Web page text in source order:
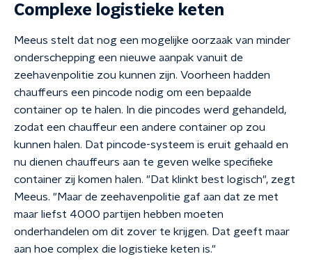
Complexe logistieke keten
Meeus stelt dat nog een mogelijke oorzaak van minder
onderschepping een nieuwe aanpak vanuit de
zeehavenpolitie zou kunnen zijn. Voorheen hadden
chauffeurs een pincode nodig om een bepaalde
container op te halen. In die pincodes werd gehandeld,
zodat een chauffeur een andere container op zou
kunnen halen. Dat pincode-systeem is eruit gehaald en
nu dienen chauffeurs aan te geven welke specifieke
container zij komen halen. "Dat klinkt best logisch", zegt
Meeus. "Maar de zeehavenpolitie gaf aan dat ze met
maar liefst 4000 partijen hebben moeten
onderhandelen om dit zover te krijgen. Dat geeft maar
aan hoe complex die logistieke keten is."